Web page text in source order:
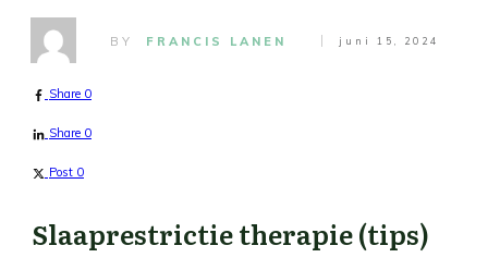
BY FRANCIS LANEN juni 15, 2024
Share 0
Share 0
Post 0
Slaaprestrictie therapie (tips)